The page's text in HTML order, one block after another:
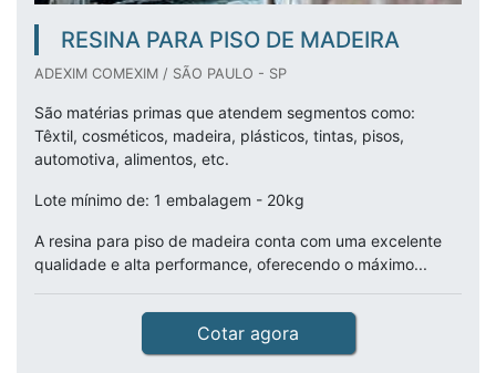
RESINA PARA PISO DE MADEIRA
ADEXIM COMEXIM / SÃO PAULO - SP
São matérias primas que atendem segmentos como:
Têxtil, cosméticos, madeira, plásticos, tintas, pisos,
automotiva, alimentos, etc.
Lote mínimo de: 1 embalagem - 20kg
A resina para piso de madeira conta com uma excelente
qualidade e alta performance, oferecendo o máximo...
Cotar agora